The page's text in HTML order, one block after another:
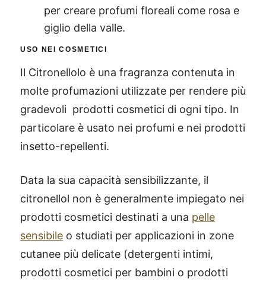
per creare profumi floreali come rosa e
giglio della valle.
USO NEI COSMETICI
Il Citronellolo è una fragranza contenuta in
molte profumazioni utilizzate per rendere più
gradevoli prodotti cosmetici di ogni tipo. In
particolare è usato nei profumi e nei prodotti
insetto-repellenti.
Data la sua capacità sensibilizzante, il
citronellol non è generalmente impiegato nei
prodotti cosmetici destinati a una pelle
sensibile o studiati per applicazioni in zone
cutanee più delicate (detergenti intimi,
prodotti cosmetici per bambini o prodotti